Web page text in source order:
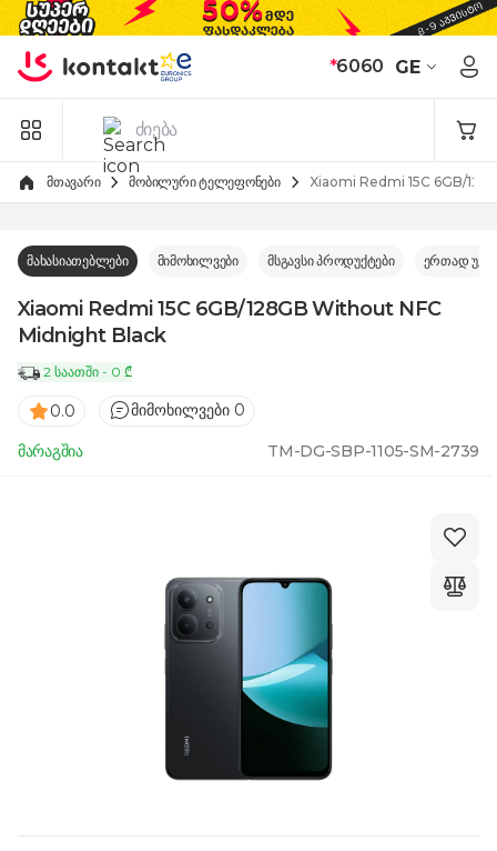
Skip to Content
*6060 GE
მთავარი მობილური ტელეფონები Xiaomi Redmi 15C 6GB/
მახასიათებლები მიმოხილვები მსგავსი პროდუქტები ერთად
Xiaomi Redmi 15C 6GB/128GB Without NFC
Midnight Black
2 საათში - 0 ₾
0.0 მიმოხილვები 0
მარაგშია TM-DG-SBP-1105-SM-2739